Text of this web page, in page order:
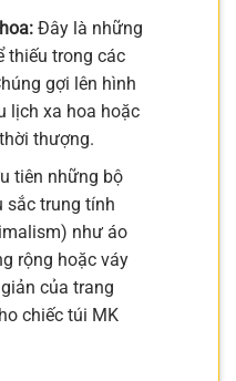
Đây là những
thiếu trong các
gợi lên hình
lịch xa hoa hoặc
thượng.
tiên những bộ
sắc trung tính
như áo
rộng hoặc váy
của trang
chiếc túi MK